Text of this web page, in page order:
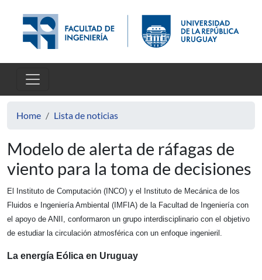
Home Lista de noticias
Modelo de alerta de ráfagas de
viento para la toma de decisiones
El Instituto de Computación (INCO) y el Instituto de Mecánica de los
Fluidos e Ingeniería Ambiental (IMFIA) de la Facultad de Ingeniería con
el apoyo de ANII, conformaron un grupo interdisciplinario con el objetivo
de estudiar la circulación atmosférica con un enfoque ingenieril.
La energía Eólica en Uruguay